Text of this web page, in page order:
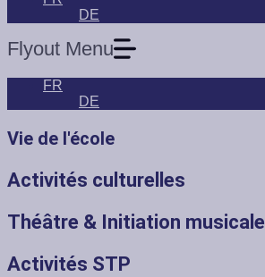
DE
Flyout Menu
FR
DE
Vie de l'école
Activités culturelles
Théâtre & Initiation musicale
Activités STP